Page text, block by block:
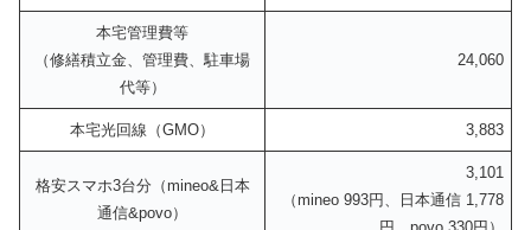
本宅管理費等
（修繕積立金、管理費、駐車場
代等）
24,060
本宅光回線（GMO） 3,883
格安スマホ3台分（mineo&日本
通信&povo）
3,101
（mineo 993円、日本通信 1,778